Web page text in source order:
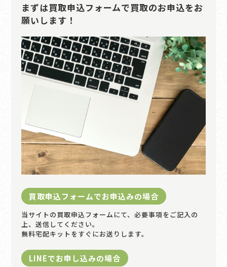
まずは買取申込フォームで買取のお申込をお
願いします！
買取申込フォームでお申込みの場合
当サイトの買取申込フォームにて、必要事項をご記入の
上、送信してください。
無料宅配キットをすぐにお送りします。
LINEでお申し込みの場合